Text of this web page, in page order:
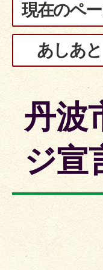
現在のペ
あしあと
丹波
ジ宣